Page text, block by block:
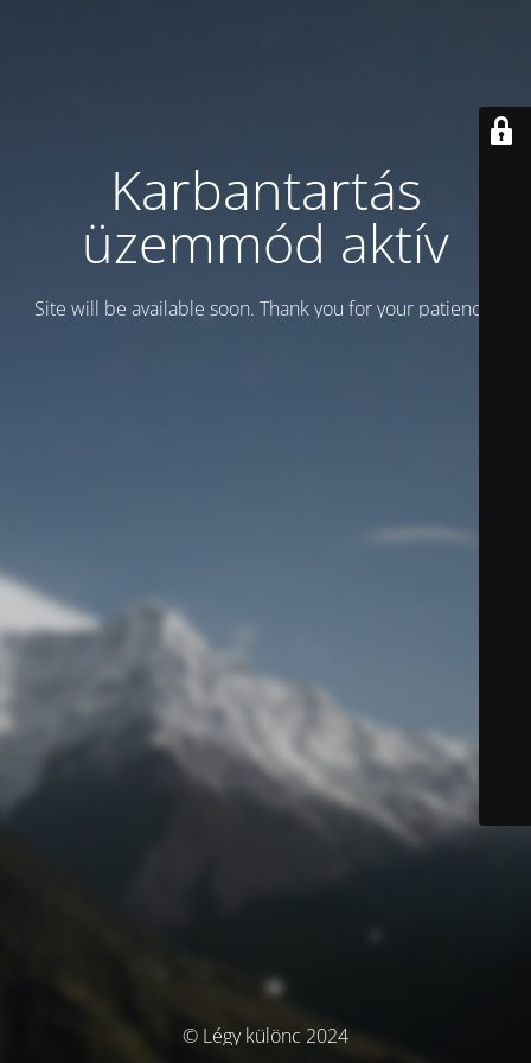
Karbantartás
üzemmód aktív
Site will be available soon. Thank you for your patience!
© Légy különc 2024